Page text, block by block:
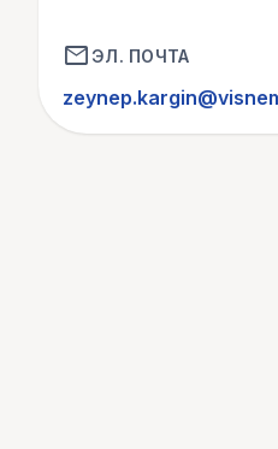
mail ЭЛ. ПОЧТА